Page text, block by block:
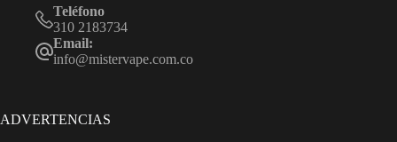
Teléfono
310 2183734
Email:
info@mistervape.com.co
ADVERTENCIAS